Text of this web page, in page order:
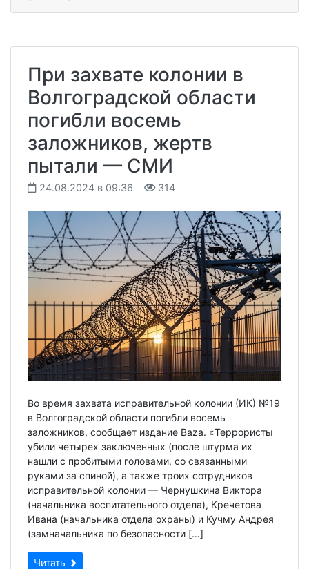
При захвате колонии в
Волгоградской области
погибли восемь
заложников, жертв
пытали — СМИ
24.08.2024 в 09:36 314
Во время захвата исправительной колонии (ИК) №19
в Волгоградской области погибли восемь
заложников, сообщает издание Baza. «Террористы
убили четырех заключенных (после штурма их
нашли с пробитыми головами, со связанными
руками за спиной), а также троих сотрудников
исправительной колонии — Чернушкина Виктора
(начальника воспитательного отдела), Кречетова
Ивана (начальника отдела охраны) и Кучму Андрея
(замначальника по безопасности […]
Читать